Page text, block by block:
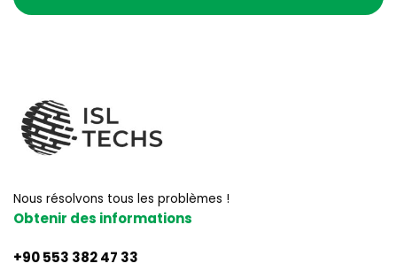
Nous résolvons tous les problèmes !
Obtenir des informations
+90 553 382 47 33